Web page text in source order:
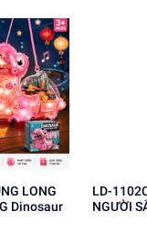
xung quanh
đề
, chúng tôi
ngay để biết
LONG
Dinosaur
LD-
NGƯỜI